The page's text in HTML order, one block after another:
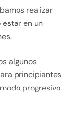
realizar
en un
algunos
principiantes
progresivo.